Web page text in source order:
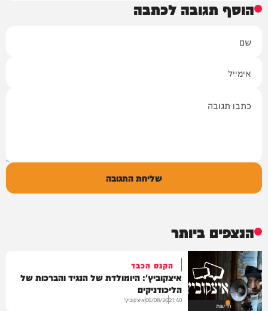
הוסף תגובה לכתבה
שליחת התגובה
הנצפים ביותר
חדשות
הקנס הכבד
איצקוביץ': היומולדת של הנגיד והברכות של
הליכודניקים
21:40
06/08/26איצקוביץ'